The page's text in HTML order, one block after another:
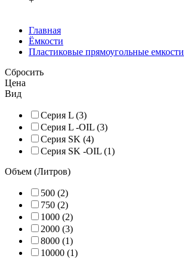
Главная
Ёмкости
Пластиковые прямоугольные емкости
Сбросить
Цена
Вид
Серия L (3)
Серия L -OIL (3)
Серия SK (4)
Серия SK -OIL (1)
Объем (Литров)
500 (2)
750 (2)
1000 (2)
2000 (3)
8000 (1)
10000 (1)